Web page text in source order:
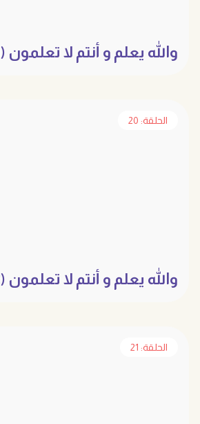
والله يعلم و أنتم لا تعلمون (1)
الحلقة: 20
والله يعلم و أنتم لا تعلمون (2)
الحلقة: 21